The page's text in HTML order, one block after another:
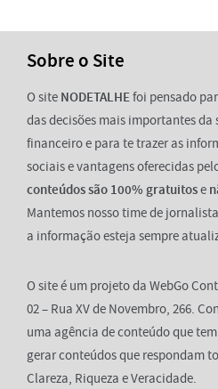
Sobre o Site
O site NODETALHEfoi pensado
das decisões mais importantes
financeiro e para te trazer as
sociais e vantagens oferecidas
conteúdos são 100% gratuitose
Mantemos nosso time de
a informação esteja sempre
O site é um projeto da WebGo
02 – Rua XV de Novembro, 266.
uma agência de conteúdo que
gerar conteúdos que respondam
Clareza, Riqueza e Veracidade.